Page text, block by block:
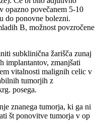
opazno povečanem 5-10
do ponovne bolezni.
B, možnost povzročene
subklinična žarišča zunaj
implantantov, zmanjšati
vitalnosti malignih celic v
tumorjih z
posega.
znanega tumorja, ki ga ni
št ponovitve tumorja v op